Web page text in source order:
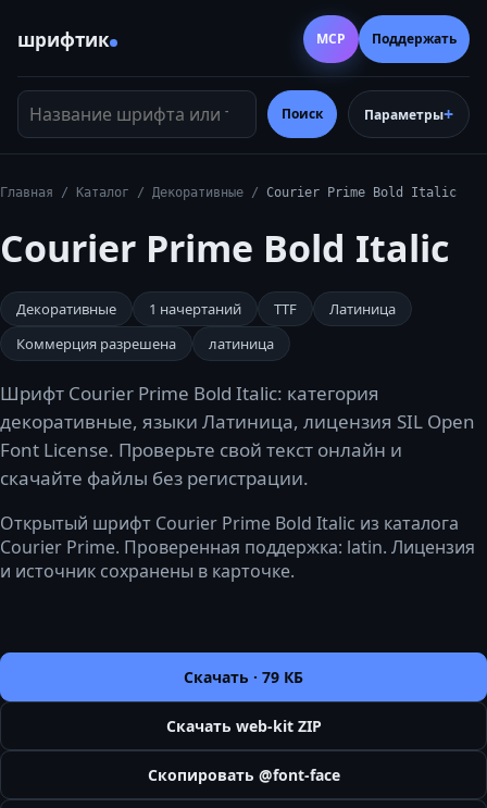
шрифтик
Название шрифта или тег
Поиск Параметры
MCP Поддержать
Главная / Каталог / Декоративные / Courier Prime Bold Italic
Courier Prime Bold Italic
Декоративные 1 начертаний TTF
Латиница
Коммерция разрешена
латиница
Шрифт Courier Prime Bold Italic: категория
декоративные, языки Латиница, лицензия SIL Open
Font License. Проверьте свой текст онлайн и
скачайте файлы без регистрации.
Открытый шрифт Courier Prime Bold Italic из каталога
Courier Prime. Проверенная поддержка: latin. Лицензия
и источник сохранены в карточке.
Скачать · 79 КБ
Скачать web-kit ZIP
Скопировать @font-face